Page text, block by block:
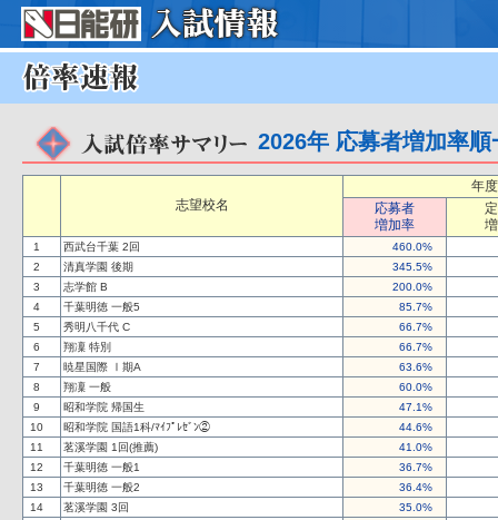
2026年 応募者増加率
志望校名
年
応募者
増加率
1 西武台千葉 2回
460.0%
2
清真学園 後期
345.5%
3
志学館 B
200.0%
4
千葉明徳 一般5
85.7%
5
秀明八千代 C
66.7%
6
翔凜 特別
66.7%
7
暁星国際 Ⅰ期A
63.6%
8
翔凜 一般
60.0%
9
昭和学院 帰国生
47.1%
10
昭和学院 国語1科/ﾏｲﾌﾟﾚｾﾞﾝ②
44.6%
11
茗溪学園 1回(推薦)
41.0%
12
千葉明徳 一般1
36.7%
13
千葉明徳 一般2
36.4%
14
茗溪学園 3回
35.0%